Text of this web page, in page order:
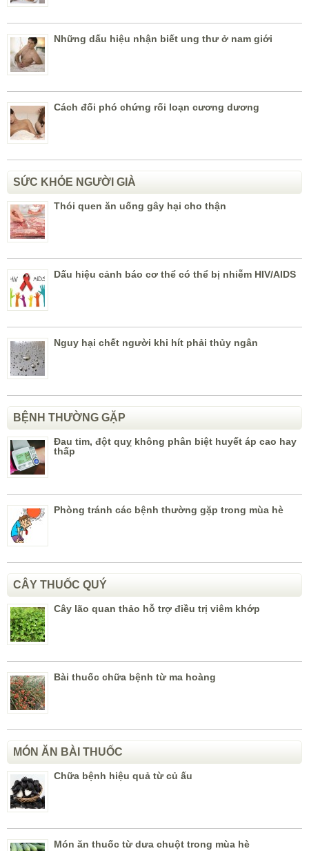
Những dấu hiệu nhận biết ung thư ở nam giới
Cách đối phó chứng rối loạn cương dương
SỨC KHỎE NGƯỜI GIÀ
Thói quen ăn uống gây hại cho thận
Dấu hiệu cảnh báo cơ thể có thể bị nhiễm HIV/AIDS
Nguy hại chết người khi hít phải thủy ngân
BỆNH THƯỜNG GẶP
Đau tim, đột quỵ không phân biệt huyết áp cao hay
thấp
Phòng tránh các bệnh thường gặp trong mùa hè
CÂY THUỐC QUÝ
Cây lão quan thảo hỗ trợ điều trị viêm khớp
Bài thuốc chữa bệnh từ ma hoàng
MÓN ĂN BÀI THUỐC
Chữa bệnh hiệu quả từ củ ấu
Món ăn thuốc từ dưa chuột trong mùa hè